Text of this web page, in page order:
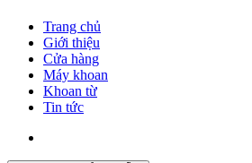
Trang chủ
Giới thiệu
Cửa hàng
Máy khoan
Khoan từ
Tin tức